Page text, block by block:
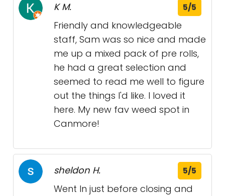
K M. 5/5
Friendly and knowledgeable
staff, Sam was so nice and made
me up a mixed pack of pre rolls,
he had a great selection and
seemed to read me well to figure
out the things I'd like. I loved it
here. My new fav weed spot in
Canmore!
sheldon H. 5/5
Went In just before closing and